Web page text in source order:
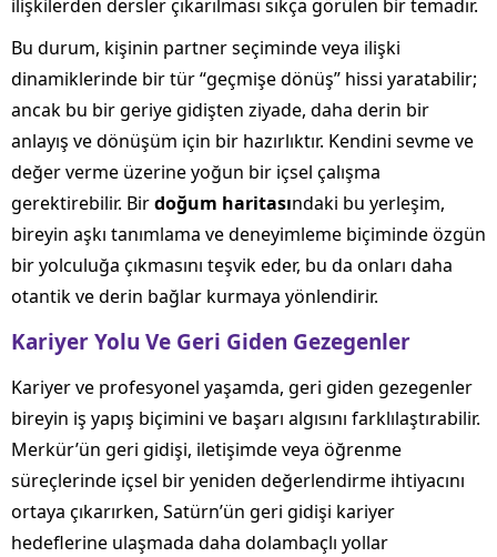
ilişkilerden dersler çıkarılması sıkça görülen bir temadır.
Bu durum, kişinin partner seçiminde veya ilişki
dinamiklerinde bir tür “geçmişe dönüş” hissi yaratabilir;
ancak bu bir geriye gidişten ziyade, daha derin bir
anlayış ve dönüşüm için bir hazırlıktır. Kendini sevme ve
değer verme üzerine yoğun bir içsel çalışma
gerektirebilir. Birdoğum haritasındaki bu yerleşim,
bireyin aşkı tanımlama ve deneyimleme biçiminde özgün
bir yolculuğa çıkmasını teşvik eder, bu da onları daha
otantik ve derin bağlar kurmaya yönlendirir.
Kariyer Yolu Ve Geri Giden Gezegenler
Kariyer ve profesyonel yaşamda, geri giden gezegenler
bireyin iş yapış biçimini ve başarı algısını farklılaştırabilir.
Merkür’ün geri gidişi, iletişimde veya öğrenme
süreçlerinde içsel bir yeniden değerlendirme ihtiyacını
ortaya çıkarırken, Satürn’ün geri gidişi kariyer
hedeflerine ulaşmada daha dolambaçlı yollar